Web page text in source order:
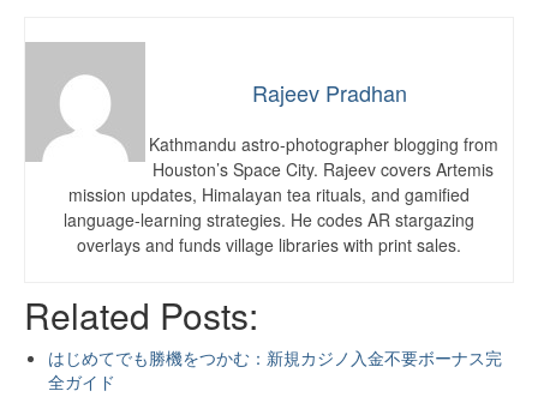
Rajeev Pradhan
Kathmandu astro-photographer blogging from
Houston’s Space City. Rajeev covers Artemis
mission updates, Himalayan tea rituals, and gamified
language-learning strategies. He codes AR stargazing
overlays and funds village libraries with print sales.
Related Posts:
はじめてでも勝機をつかむ：新規カジノ入金不要ボーナス完
全ガイド